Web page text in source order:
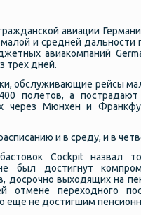
авиации
и средней дальности
авиакомпаний
трех дней.
обслуживающие рейсы
полетов, а
через Мюнхен и
и в среду, и в
Cockpit назвал
был достигнут
досрочно выходящих на
отмене переходного
не достигшим